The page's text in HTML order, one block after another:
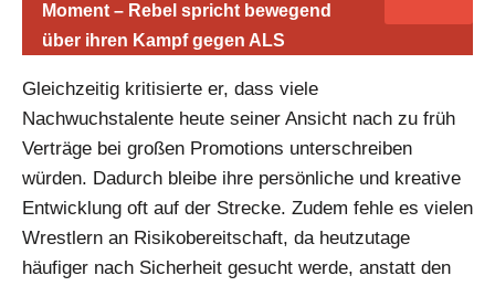
Moment – Rebel spricht bewegend
über ihren Kampf gegen ALS
Gleichzeitig kritisierte er, dass viele
Nachwuchstalente heute seiner Ansicht nach zu früh
Verträge bei großen Promotions unterschreiben
würden. Dadurch bleibe ihre persönliche und kreative
Entwicklung oft auf der Strecke. Zudem fehle es vielen
Wrestlern an Risikobereitschaft, da heutzutage
häufiger nach Sicherheit gesucht werde, anstatt den